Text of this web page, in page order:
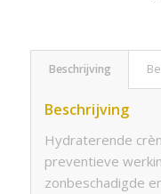
Beschrijving
Beschrijving
Hydraterende
preventieve
zonbeschadigde